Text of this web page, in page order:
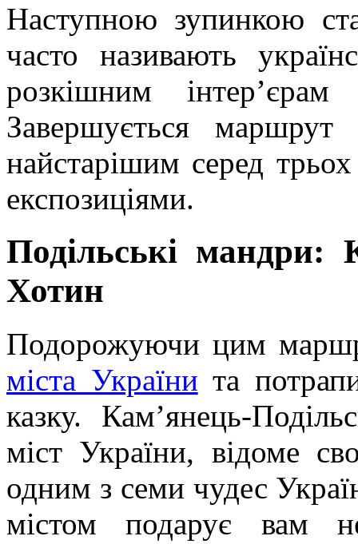
Наступною зупинкою
часто називають
розкішним
Завершується
найстарішим серед
експозиціями.
Подільські мандри:
Хотин
Подорожуючи цим
міста України та
казку. Кам’янець-
міст України, відоме
одним з семи чудес
містом подарує вам